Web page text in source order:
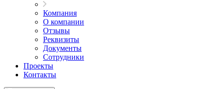
Компания
О компании
Отзывы
Реквизиты
Документы
Сотрудники
Проекты
Контакты